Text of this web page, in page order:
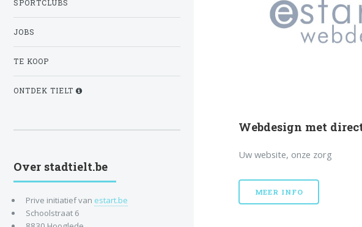
Webdesign met
Uw website, onze zorg
MEER INFO
SPORTCLUBS
JOBS
TE KOOP
ONTDEK TIELT
Over stadtielt.be
Prive initiatief van estart.be
Schoolstraat 6